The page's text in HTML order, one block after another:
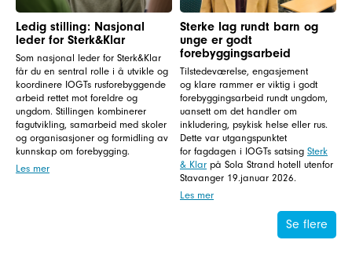
Ledig stilling: Nasjonal
leder for Sterk&Klar
Som nasjonal leder for Sterk&Klar
får du en sentral rolle i å utvikle og
koordinere IOGTs rusforebyggende
arbeid rettet mot foreldre og
ungdom. Stillingen kombinerer
fagutvikling, samarbeid med skoler
og organisasjoner og formidling av
kunnskap om forebygging.
Les mer
Sterke lag rundt barn og
unge er godt
forebyggingsarbeid
Tilstedeværelse, engasjement
og klare rammer er viktig i godt
forebyggingsarbeid rundt ungdom,
uansett om det handler om
inkludering, psykisk helse eller rus.
Dette var utgangspunktet
for fagdagen i IOGTs satsing Sterk
& Klar på Sola Strand hotell utenfor
Stavanger 19.januar 2026.
Les mer
Se flere